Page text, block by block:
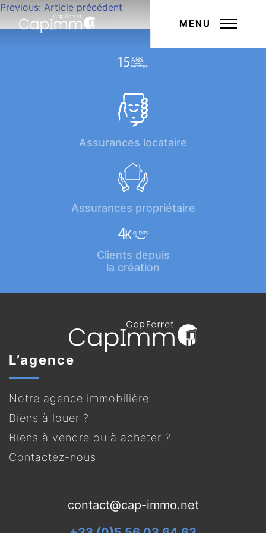
MENU
Navigation
de
Previous: Article précédent
Assurances locataire
Assurances propriétaire
Clients depuis
la création
L’agence
Notre agence immobilière
Biens à louer ?
Biens à vendre ou à acheter ?
Contactez-nous
contact@cap-immo.net